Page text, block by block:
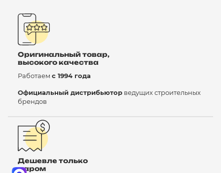
Оригинальный товар,
высокого качества
Работаем с 1994 года
Официальный дистрибьютор ведущих строительных
брендов
Дешевле только
даром